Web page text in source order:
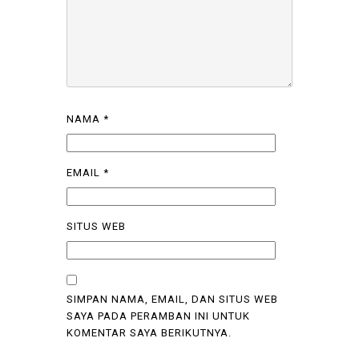
NAMA *
EMAIL *
SITUS WEB
SIMPAN NAMA, EMAIL, DAN SITUS WEB
SAYA PADA PERAMBAN INI UNTUK
KOMENTAR SAYA BERIKUTNYA.